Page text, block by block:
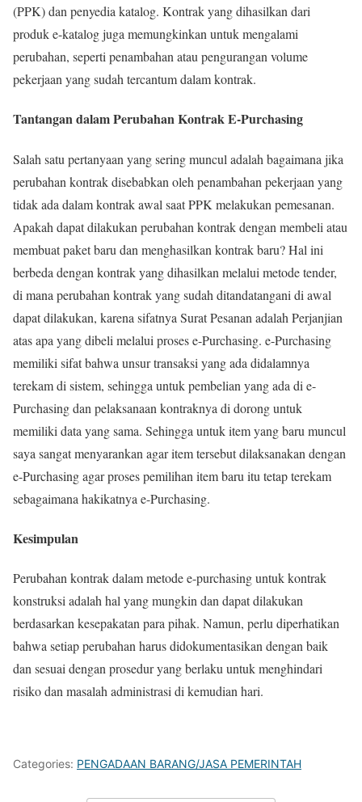
(PPK) dan penyedia katalog. Kontrak yang dihasilkan dari
produk e-katalog juga memungkinkan untuk mengalami
perubahan, seperti penambahan atau pengurangan volume
pekerjaan yang sudah tercantum dalam kontrak.
Tantangan dalam Perubahan Kontrak E-Purchasing
Salah satu pertanyaan yang sering muncul adalah bagaimana jika
perubahan kontrak disebabkan oleh penambahan pekerjaan yang
tidak ada dalam kontrak awal saat PPK melakukan pemesanan.
Apakah dapat dilakukan perubahan kontrak dengan membeli atau
membuat paket baru dan menghasilkan kontrak baru? Hal ini
berbeda dengan kontrak yang dihasilkan melalui metode tender,
di mana perubahan kontrak yang sudah ditandatangani di awal
dapat dilakukan, karena sifatnya Surat Pesanan adalah Perjanjian
atas apa yang dibeli melalui proses e-Purchasing. e-Purchasing
memiliki sifat bahwa unsur transaksi yang ada didalamnya
terekam di sistem, sehingga untuk pembelian yang ada di e-
Purchasing dan pelaksanaan kontraknya di dorong untuk
memiliki data yang sama. Sehingga untuk item yang baru muncul
saya sangat menyarankan agar item tersebut dilaksanakan dengan
e-Purchasing agar proses pemilihan item baru itu tetap terekam
sebagaimana hakikatnya e-Purchasing.
Kesimpulan
Perubahan kontrak dalam metode e-purchasing untuk kontrak
konstruksi adalah hal yang mungkin dan dapat dilakukan
berdasarkan kesepakatan para pihak. Namun, perlu diperhatikan
bahwa setiap perubahan harus didokumentasikan dengan baik
dan sesuai dengan prosedur yang berlaku untuk menghindari
risiko dan masalah administrasi di kemudian hari.
Categories: PENGADAAN BARANG/JASA PEMERINTAH